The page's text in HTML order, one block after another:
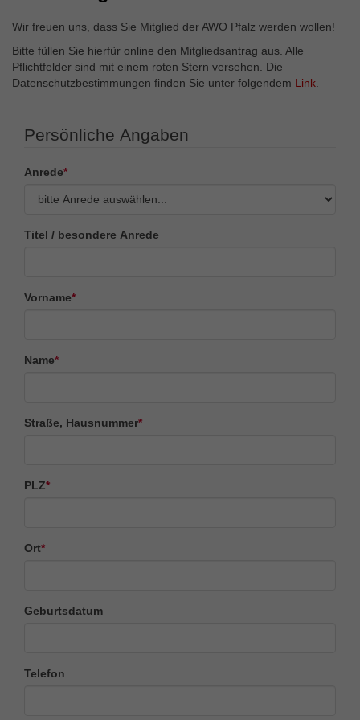
Wir freuen uns, dass Sie Mitglied der AWO Pfalz werden wollen!
Bitte füllen Sie hierfür online den Mitgliedsantrag aus. Alle
Pflichtfelder sind mit einem roten Stern versehen. Die
Datenschutzbestimmungen finden Sie unter folgendem Link
Persönliche Angaben
Anrede*
Titel / besondere Anrede
Vorname*
Name*
Straße, Hausnummer*
PLZ*
Ort*
Geburtsdatum
Telefon
Externe Inhalte
Wir verwenden auf unserer Website externe Inhalte, um